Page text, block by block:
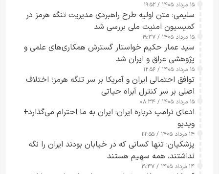
۱۵ مرداد ۱۴۰۵ / ۱۹:۵۲
سلیمی: متن اولیه طرح راهبردی مدیریت تنگه هرمز در
کمیسیون امنیت ملی بررسی شد
۱۵ مرداد ۱۴۰۵ / ۱۹:۳۷
سید عمار حکیم خواستار گسترش همکاری‌های علمی و
پژوهشی عراق و ایران شد
۱۵ مرداد ۱۴۰۵ / ۱۲:۵۶
توافق احتمالی ایران و آمریکا بر سر تنگه هرمز؛ اختلاف
اصلی بر سر کنترل آبراه حیاتی
۱۵ مرداد ۱۴۰۵ / ۰۸:۳۴
ادعای ترامپ درباره ایران: ایران به ما احترام می‌گذارد+
ویدیو
۱۴ مرداد ۱۴۰۵ / ۲۲:۵۵
پزشکیان: تنها کسانی که در خیابان بودند ایران را نگه
نداشتند، همه سهیم هستند
۱۴ مرداد ۱۴۰۵ / ۱۹:۴۷